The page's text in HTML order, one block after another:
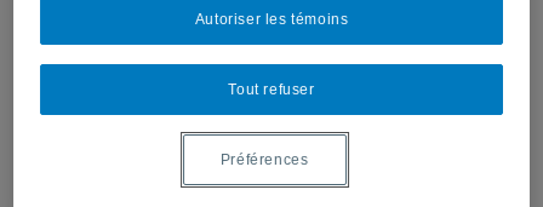
2021
2020
2019
2017
2016
2015
Tout refuser
Autoriser les témoins
Préférences